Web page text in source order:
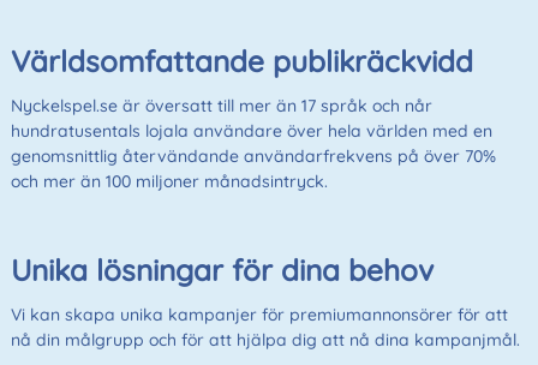
Världsomfattande publikräckvidd
Nyckelspel.se är översatt till mer än 17 språk och når
hundratusentals lojala användare över hela världen med en
genomsnittlig återvändande användarfrekvens på över 70%
och mer än 100 miljoner månadsintryck.
Unika lösningar för dina behov
Vi kan skapa unika kampanjer för premiumannonsörer för att
nå din målgrupp och för att hjälpa dig att nå dina kampanjmål.